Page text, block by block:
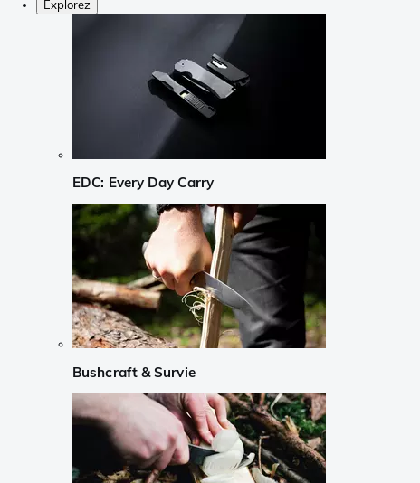
Explorez
EDC: Every Day Carry
Bushcraft & Survie